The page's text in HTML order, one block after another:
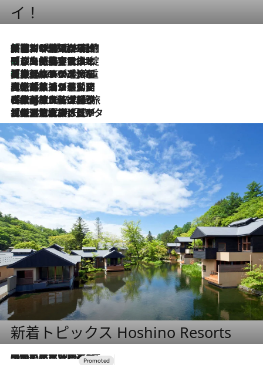
イ！
2026.8.6
「荷物が増えるほど旅ストレスは増す」美容ジャーナリストがたどり着いた最終結論。“化粧品を劇的に減らす”感動の凝縮美容とは
2026.8.6
「旅先には金髪ウィッグを持参」日本と同じメイクでは損してる!? 美容ジャーナリストが提案する“掟破りの旅美容”とは
2026.8.6
【厳選旅コスメ】「身軽さ＆UV対策重視！」ヘアアーティストshucoが選んだ夏旅ベストコスメを発表【Mサイズジップ】
2026.8.5
【厳選旅コスメ】国内をあちこち移動する河井菜摘が選んだ夏旅ベストコスメ発表！「リラックスアイテムはマスト」【Mサイズジップ】
2026.8.4
【厳選旅コスメ】「紫外線＆乾燥対策しながらメイク感も！」ヘア＆メイクGeorgeが選んだ夏旅ベストコスメを発表！【Mサイズジップ】
2026.8.3
【厳選旅コスメ】「保湿もタイパ重視！」“サウナ好き”タレント清水みさとが愛用する夏旅ベストコスメを発表！【Mサイズジップ】
新着トピックス Hoshino Resorts
2026.7.31
【ホテル帰省】という選択肢をOMOが提案。家族とほどよい距離を保つには「昼は実家、夜は気兼ねなくホテルで！」